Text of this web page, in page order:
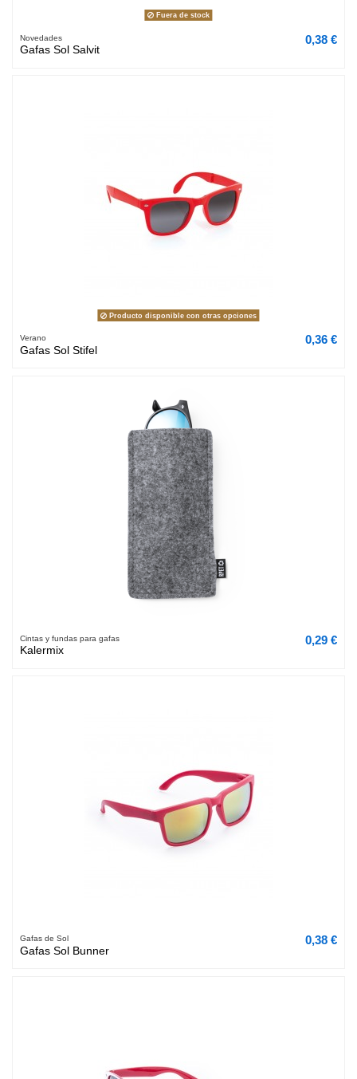
Fuera de stock
Novedades
Gafas Sol Salvit
0,38 €
Producto disponible con otras opciones
Verano
Gafas Sol Stifel
0,36 €
Cintas y fundas para gafas
Kalermix
0,29 €
Gafas de Sol
Gafas Sol Bunner
0,38 €